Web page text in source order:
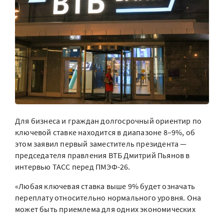
Для бизнеса и граждан долгосрочный ориентир по
ключевой ставке находится в диапазоне 8–9%, об
этом заявил первый заместитель президента —
председателя правления ВТБ Дмитрий Пьянов в
интервью ТАСС перед ПМЭФ-26.
«Любая ключевая ставка выше 9% будет означать
переплату относительно нормального уровня. Она
может быть приемлема для одних экономических